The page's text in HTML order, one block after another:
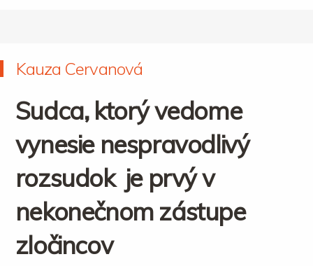
Kauza Cervanová
Sudca, ktorý vedome
vynesie nespravodlivý
rozsudok je prvý v
nekonečnom zástupe
zločincov